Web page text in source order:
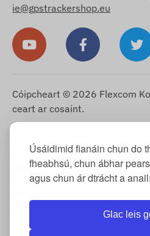
Úsáidimid fianáin chun do
fheabhsú, chun ábhar
agus chun ár dtrácht a
Glac leis
ie@gpstrackershop.eu
Cóipcheart © 2026 Flexcom
ceart ar cosaint.
Fógra faoi fhianáin-Beartas Fillte -
dliteanas lochtanna-Ceart
Téarmaí agus Coinníollacha
gceannach